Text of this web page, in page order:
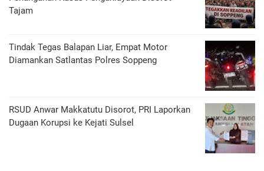
Tajam
Tindak Tegas Balapan Liar, Empat Motor
Diamankan Satlantas Polres Soppeng
RSUD Anwar Makkatutu Disorot, PRI Laporkan
Dugaan Korupsi ke Kejati Sulsel